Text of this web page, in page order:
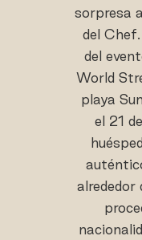
sorpresa
del
del
World
playa
el 21
alrededor